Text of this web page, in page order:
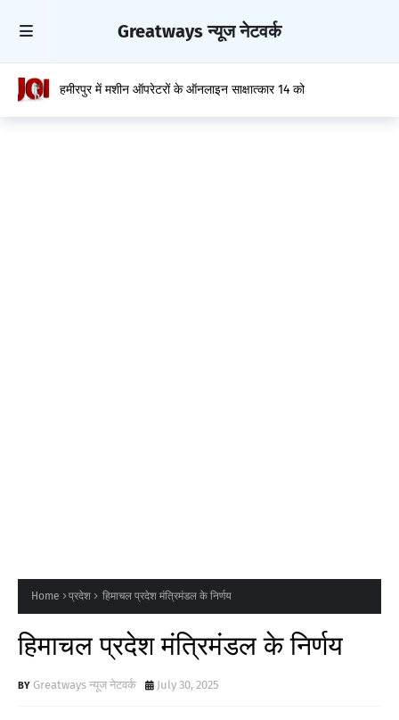
Greatways न्यूज नेटवर्क
हमीरपुर में मशीन ऑपरेटरों के ऑनलाइन साक्षात्कार 14 को
Home प्रदेश हिमाचल प्रदेश मंत्रिमंडल के निर्णय
हिमाचल प्रदेश मंत्रिमंडल के निर्णय
Greatways न्यूज नेटवर्क July 30, 2025